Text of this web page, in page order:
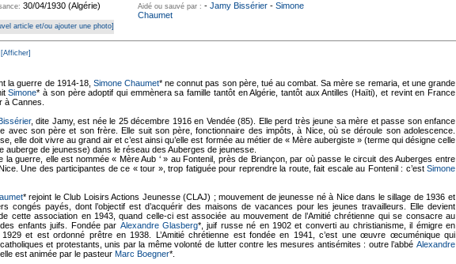
30/04/1930 (Algérie) Aidé ou sauvé par : - Jamy Bissérier - Simone
Chaumet
article et/ou ajouter une photo]
[Afficher]
la guerre de 1914-18, Simone Chaumet* ne connut pas son père, tué au combat. Sa mère se remaria, et une grande
Simone* à son père adoptif qui emmènera sa famille tantôt en Algérie, tantôt aux Antilles (Haïti), et revint en France
à Cannes.
, dite Jamy, est née le 25 décembre 1916 en Vendée (85). Elle perd très jeune sa mère et passe son enfance
avec son père et son frère. Elle suit son père, fonctionnaire des impôts, à Nice, où se déroule son adolescence.
elle doit vivre au grand air et c’est ainsi qu’elle est formée au métier de « Mère aubergiste » (terme qui désigne celle
auberge de jeunesse) dans le réseau des Auberges de jeunesse.
la guerre, elle est nommée « Mère Aub ‘ » au Fontenil, près de Briançon, par où passe le circuit des Auberges entre
Une des participantes de ce « tour », trop fatiguée pour reprendre la route, fait escale au Fontenil : c’est Simone
* rejoint le Club Loisirs Actions Jeunesse (CLAJ) ; mouvement de jeunesse né à Nice dans le sillage de 1936 et
congés payés, dont l’objectif est d’acquérir des maisons de vacances pour les jeunes travailleurs. Elle devient
cette association en 1943, quand celle-ci est associée au mouvement de l’Amitié chrétienne qui se consacre au
enfants juifs. Fondée par Alexandre Glasberg*, juif russe né en 1902 et converti au christianisme, il émigre en
et est ordonné prêtre en 1938. L’Amitié chrétienne est fondée en 1941, c’est une œuvre œcuménique qui
et protestants, unis par la même volonté de lutter contre les mesures antisémites : outre l’abbé Alexandre
est animée par le pasteur Marc Boegner*.